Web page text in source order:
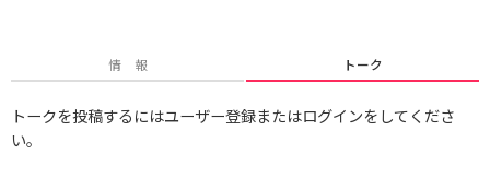
情 報 トーク
トークを投稿するにはユーザー登録またはログインをしてくださ
い。